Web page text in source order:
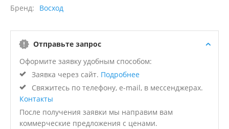
Бренд
Восход
Отправьте запрос
Оформите заявку удобным способом:
Заявка через сайт. Подробнее
Свяжитесь по телефону, e-mail, в мессенджерах.
Контакты
После получения заявки мы направим вам
коммерческие предложения с ценами.